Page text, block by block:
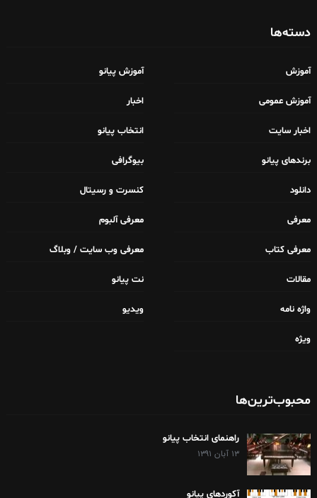
دسته‌ها
آموزش آموزش پیانو
آموزش عمومی اخبار
اخبار سایت انتخاب پیانو
برندهای پیانو بیوگرافی
دانلود کنسرت و رسیتال
معرفی معرفی آلبوم
معرفی کتاب معرفی وب سایت / وبلاگ
مقالات نت پیانو
واژه نامه ویدیو
ویژه
محبوب‌ترین‌ها
راهنمای انتخاب پیانو
۱۳ آبان ۱۳۹۱
آکوردهای پیانو